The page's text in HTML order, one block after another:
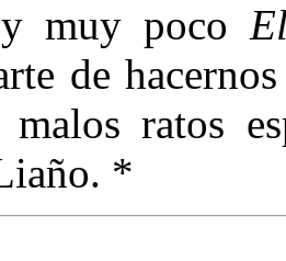
y muy poco
de
malos ratos
*